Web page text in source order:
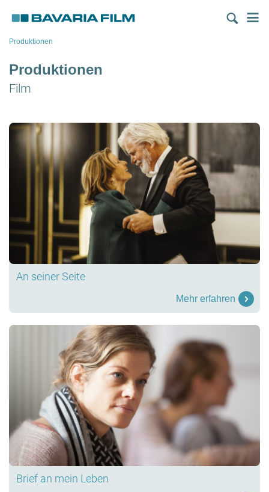
zum
Inhalt
Produktionen
Produktionen
Film
An seiner Seite
Mehr erfahren
Brief an mein Leben